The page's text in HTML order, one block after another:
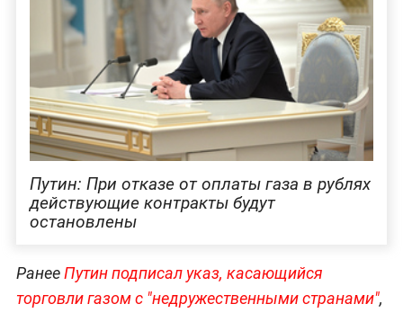
Путин: При отказе от оплаты газа в рублях
действующие контракты будут
остановлены
РанееПутин подписал указ, касающийся
торговли газом с "недружественными странами",